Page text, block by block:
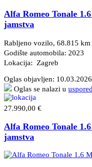
Alfa Romeo Tonale
jamstva
Rabljeno vozilo, 68.815 km
Godište automobila: 2023
Lokacija: Zagreb
Oglas objavljen: 10.03.2026
Oglas se nalazi u
27.990,00 €
Alfa Romeo Tonale
jamstva